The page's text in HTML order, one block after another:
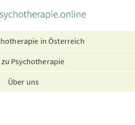
in Österreich
Psychotherapie
Über uns